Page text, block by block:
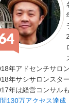
年アドセンチサロ
年サシサロンスタ
年は経営コンサル
130万アクセス達成